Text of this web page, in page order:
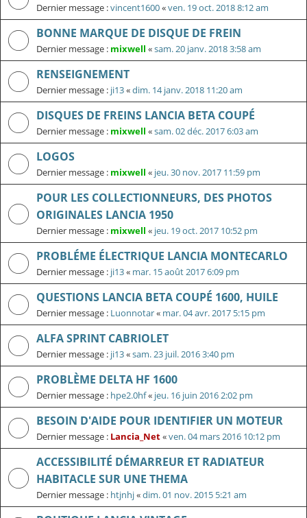
Dernier message :vincent1600«ven. 19 oct. 2018 8:12 am
BONNE MARQUE DE DISQUE DE FREIN
Dernier message : mixwell «sam. 20 janv. 2018 3:58 am
RENSEIGNEMENT
Dernier message : ji13«dim. 14 janv. 2018 11:20 am
DISQUES DE FREINS LANCIA BETA COUPÉ
Dernier message : mixwell «sam. 02 déc. 2017 6:03 am
LOGOS
Dernier message : mixwell « jeu. 30 nov. 2017 11:59 pm
POUR LES COLLECTIONNEURS, DES PHOTOS
ORIGINALES LANCIA 1950
Dernier message : mixwell « jeu. 19 oct. 2017 10:52 pm
PROBLÉME ÉLECTRIQUE LANCIA MONTECARLO
Dernier message : ji13« mar. 15 août 2017 6:09 pm
QUESTIONS LANCIA BETA COUPÉ 1600, HUILE
Dernier message : Luonnotar« mar. 04 avr. 2017 5:15 pm
ALFA SPRINT CABRIOLET
Dernier message : ji13«sam. 23 juil. 2016 3:40 pm
PROBLÈME DELTA HF 1600
Dernier message : hpe2.0hf« jeu. 16 juin 2016 2:02 pm
BESOIN D'AIDE POUR IDENTIFIER UN MOTEUR
Dernier message : Lancia_Net«ven. 04 mars 2016 10:12 pm
ACCESSIBILITÉ DÉMARREUR ET RADIATEUR
HABITACLE SUR UNE THEMA
Dernier message : htjnhj«dim. 01 nov. 2015 5:21 am